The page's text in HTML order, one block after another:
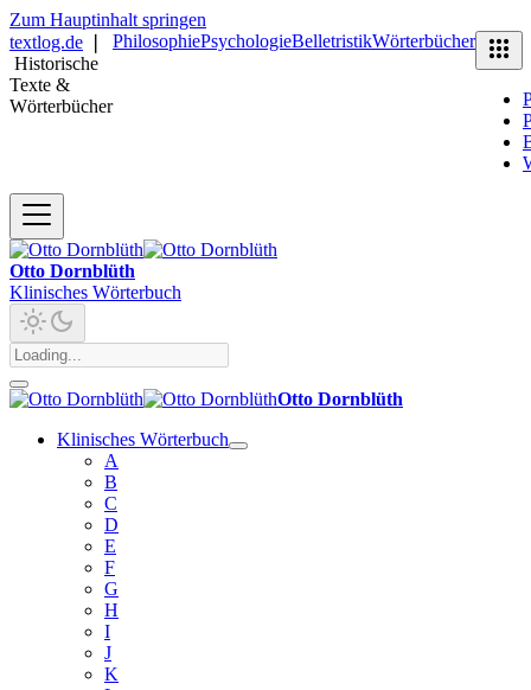
Zum Hauptinhalt springen
textlog.de
Historische
Texte &
Wörterbücher
PhilosophiePsychologieBelletristikWörterbücher
Otto Dornblüth
Klinisches Wörterbuch
Otto Dornblüth
Klinisches Wörterbuch
A
B
C
D
E
F
G
H
I
J
K